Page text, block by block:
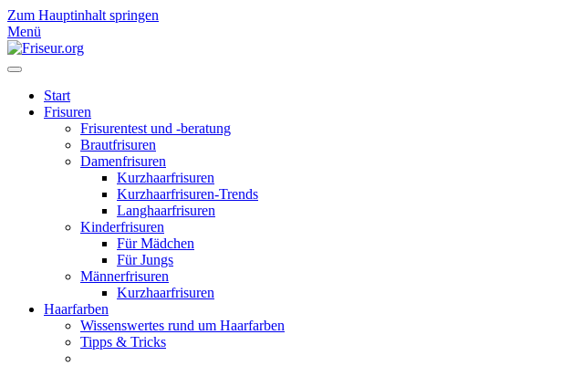
Zum Hauptinhalt springen
Menü
Start
Frisuren
Frisurentest und -beratung
Brautfrisuren
Damenfrisuren
Kurzhaarfrisuren
Kurzhaarfrisuren-Trends
Langhaarfrisuren
Kinderfrisuren
Für Mädchen
Für Jungs
Männerfrisuren
Kurzhaarfrisuren
Haarfarben
Wissenswertes rund um Haarfarben
Tipps & Tricks